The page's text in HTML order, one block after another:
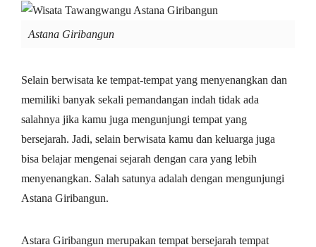
Astana Giribangun
Selain berwisata ke tempat-tempat yang menyenangkan dan
memiliki banyak sekali pemandangan indah tidak ada
salahnya jika kamu juga mengunjungi tempat yang
bersejarah. Jadi, selain berwisata kamu dan keluarga juga
bisa belajar mengenai sejarah dengan cara yang lebih
menyenangkan. Salah satunya adalah dengan mengunjungi
Astana Giribangun.
Astara Giribangun merupakan tempat bersejarah tempat